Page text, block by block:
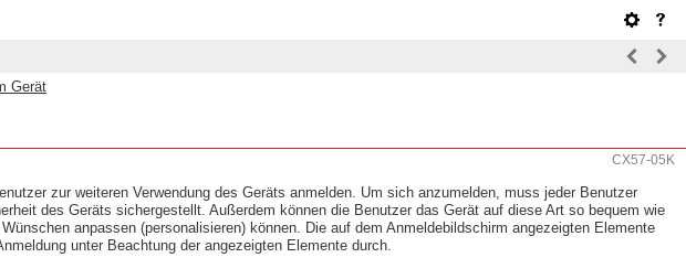
Gerät
CX57-05K
zur weiteren Verwendung des Geräts anmelden. Um sich anzumelden, muss jeder Benutzer
des Geräts sichergestellt. Außerdem können die Benutzer das Gerät auf diese Art so bequem wie
anpassen (personalisieren) können. Die auf dem Anmeldebildschirm angezeigten Elemente
unter Beachtung der angezeigten Elemente durch.